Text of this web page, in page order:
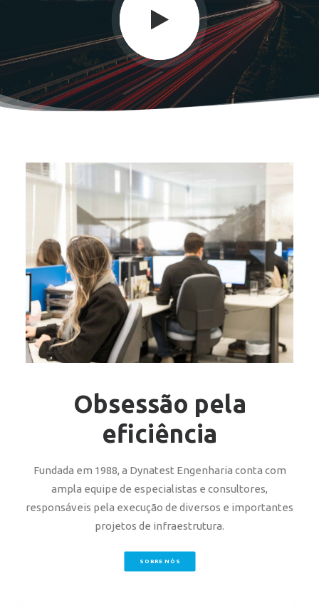
Obsessão pela
eficiência
Fundada em 1988, a Dynatest Engenharia conta com
ampla equipe de especialistas e consultores,
responsáveis pela execução de diversos e importantes
projetos de infraestrutura.
SOBRE NÓS